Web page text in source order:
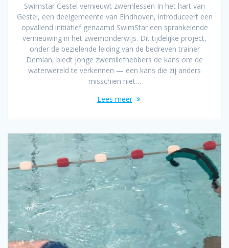
Swimstar Gestel vernieuwt zwemlessen In het hart van
Gestel, een deelgemeente van Eindhoven, introduceert een
opvallend initiatief genaamd SwimStar een sprankelende
vernieuwing in het zwemonderwijs. Dit tijdelijke project,
onder de bezielende leiding van de bedreven trainer
Demian, biedt jonge zwemliefhebbers de kans om de
waterwereld te verkennen — een kans die zij anders
misschien niet…
Lees meer